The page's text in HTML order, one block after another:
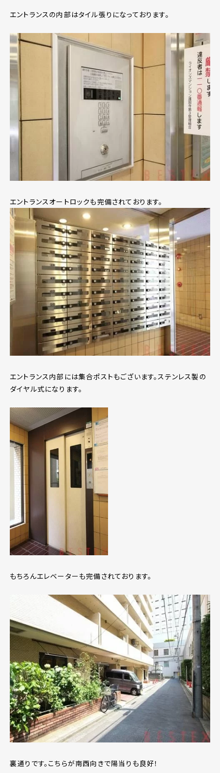
エントランスの内部はタイル張りになっております。
エントランスオートロックも完備されております。
エントランス内部には集合ポストもございます。ステンレス製の
ダイヤル式になります。
もちろんエレベーターも完備されております。
裏通りです。こちらが南西向きで陽当りも良好！